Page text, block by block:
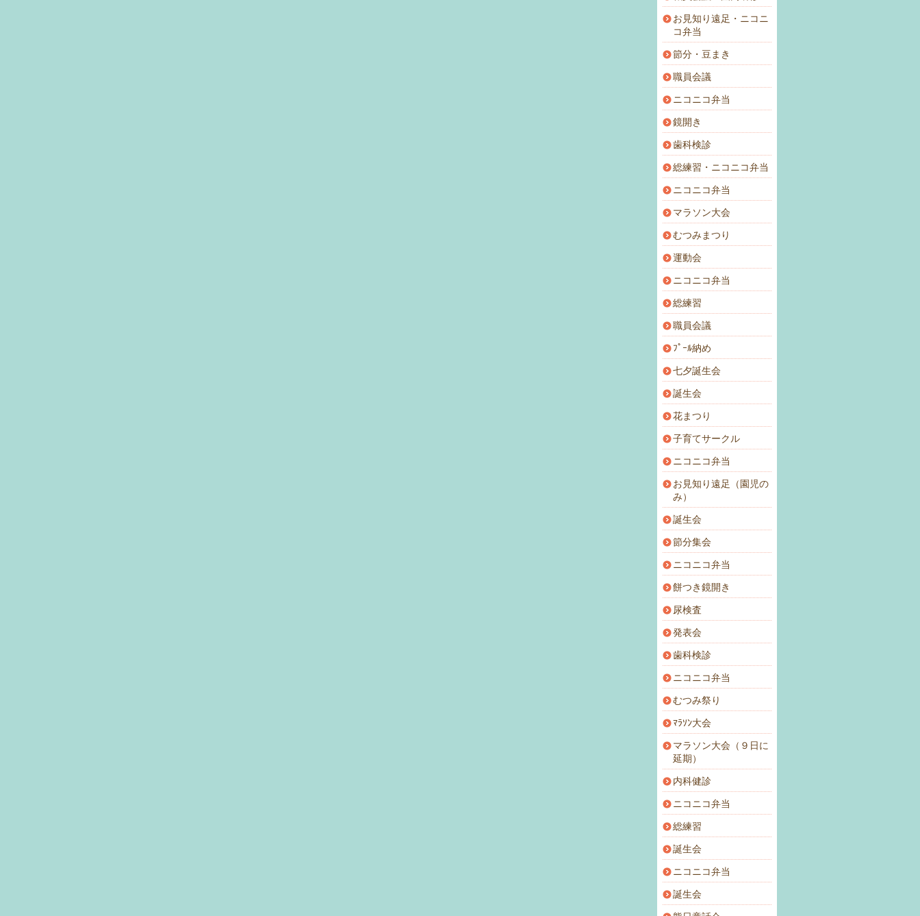
お見知り遠足・ニコニ
コ弁当
節分・豆まき
職員会議
ニコニコ弁当
鏡開き
歯科検診
総練習・ニコニコ弁当
ニコニコ弁当
マラソン大会
むつみまつり
運動会
ニコニコ弁当
総練習
職員会議
ﾌﾟｰﾙ納め
七夕誕生会
誕生会
花まつり
子育てサークル
ニコニコ弁当
お見知り遠足（園児の
み）
誕生会
節分集会
ニコニコ弁当
餅つき鏡開き
尿検査
発表会
歯科検診
ニコニコ弁当
むつみ祭り
ﾏﾗｿﾝ大会
マラソン大会（９日に
延期）
内科健診
ニコニコ弁当
総練習
誕生会
ニコニコ弁当
誕生会